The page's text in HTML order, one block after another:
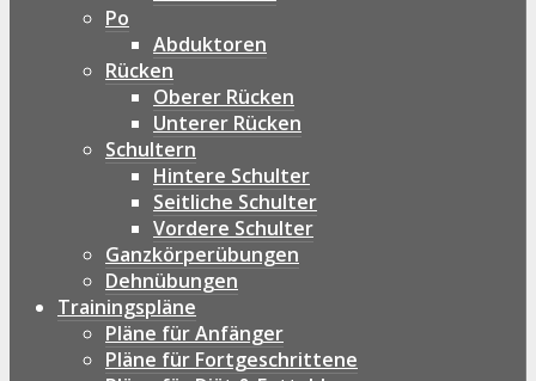
Po
Abduktoren
Rücken
Oberer Rücken
Unterer Rücken
Schultern
Hintere Schulter
Seitliche Schulter
Vordere Schulter
Ganzkörperübungen
Dehnübungen
Trainingspläne
Pläne für Anfänger
Pläne für Fortgeschrittene